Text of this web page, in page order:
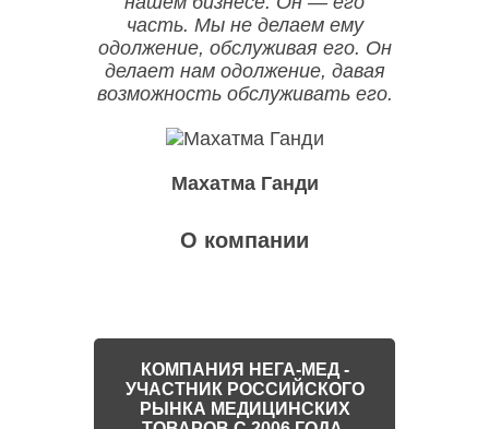
часть. Мы не делаем ему
одолжение, обслуживая его. Он
делает нам одолжение, давая
возможность обслуживать его.
Махатма Ганди
О компании
КОМПАНИЯ НЕГА-МЕД -
УЧАСТНИК РОССИЙСКОГО
РЫНКА МЕДИЦИНСКИХ